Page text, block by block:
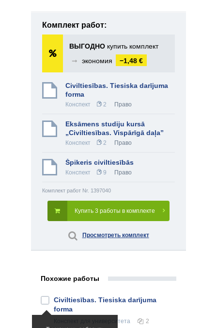
Комплект работ:
ВЫГОДНО купить комплект
➞
экономия −1,48 €
Civiltiesības. Tiesiska darījuma
forma
Конспект 2 Право
Eksāmens studiju kursā
„Civiltiesības. Vispārīgā daļa”
Конспект 2 Право
Špikeris civiltiesībās
Конспект 9 Право
Комплект работ Nr. 1397040
Купить 3 работы в комплекте
Просмотреть комплект
Похожие работы
Civiltiesības. Tiesiska darījuma
forma
для университета 2